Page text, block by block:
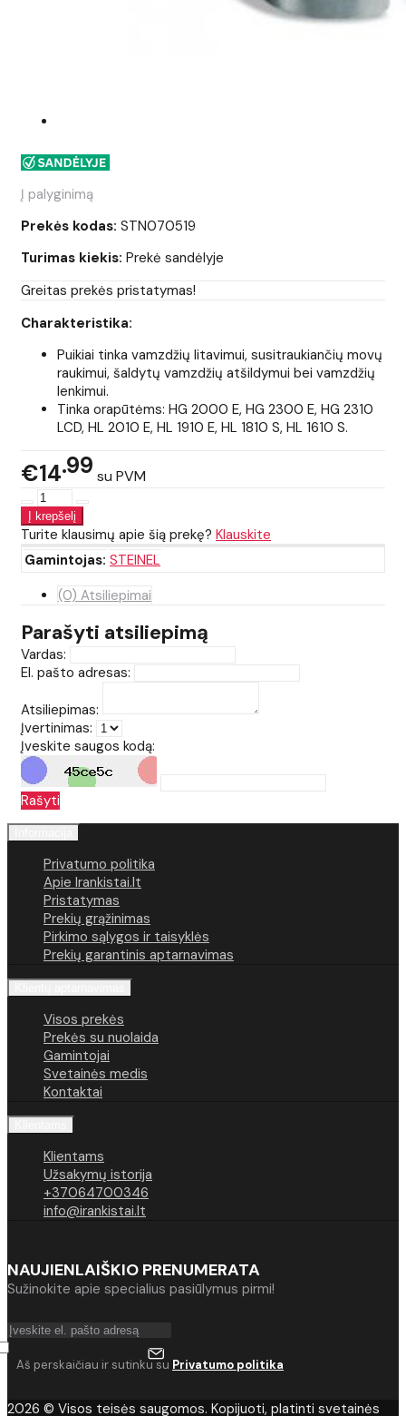
Į palyginimą
Prekės kodas: STN070519
Turimas kiekis: Prekė sandėlyje
Greitas prekės pristatymas!
Charakteristika:
Puikiai tinka vamzdžių litavimui, susitraukiančių movų
raukimui, šaldytų vamzdžių atšildymui bei vamzdžių
lenkimui.
Tinka orapūtėms: HG 2000 E, HG 2300 E, HG 2310
LCD, HL 2010 E, HL 1910 E, HL 1810 S, HL 1610 S.
€14 99 su PVM
Turite klausimų apie šią prekę? Klauskite
Gamintojas: STEINEL
(0) Atsiliepimai
Parašyti atsiliepimą
Vardas:
El. pašto adresas:
Atsiliepimas:
Įvertinimas:
Įveskite saugos kodą:
Rašyti
Privatumo politika
Apie Irankistai.lt
Pristatymas
Prekių grąžinimas
Pirkimo sąlygos ir taisyklės
Prekių garantinis aptarnavimas
Visos prekės
Prekės su nuolaida
Gamintojai
Svetainės medis
Kontaktai
Klientams
Užsakymų istorija
+37064700346
info@irankistai.lt
NAUJIENLAIŠKIO PRENUMERATA
Sužinokite apie specialius pasiūlymus pirmi!
Aš perskaičiau ir sutinku su Privatumo politika
2026 © Visos teisės saugomos. Kopijuoti, platinti svetainės